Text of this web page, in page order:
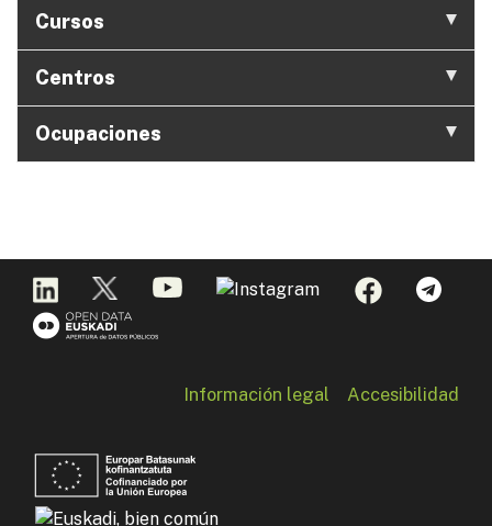
Cursos
Centros
Ocupaciones
Información legal Accesibilidad